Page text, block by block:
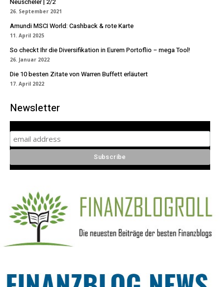
Neuscheler | 2/2
26. September 2021
Amundi MSCI World: Cashback & rote Karte
11. April 2025
So checkt Ihr die Diversifikation in Eurem Portoflio – mega Tool!
26. Januar 2022
Die 10 besten Zitate von Warren Buffett erläutert
17. April 2022
Newsletter